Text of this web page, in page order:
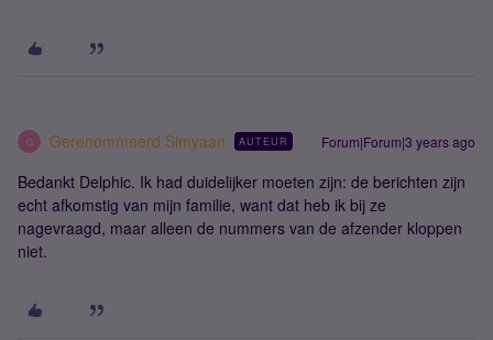
G Gerenommeerd Simyaan AUTEUR Forum|Forum|3 years ago
Bedankt Delphic. Ik had duidelijker moeten zijn: de berichten zijn
echt afkomstig van mijn familie, want dat heb ik bij ze
nagevraagd, maar alleen de nummers van de afzender kloppen
niet.